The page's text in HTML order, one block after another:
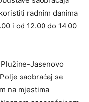
radnim danima
i od 12.00 do 14.00
Jasenovo
saobraćaj se
na mjestima